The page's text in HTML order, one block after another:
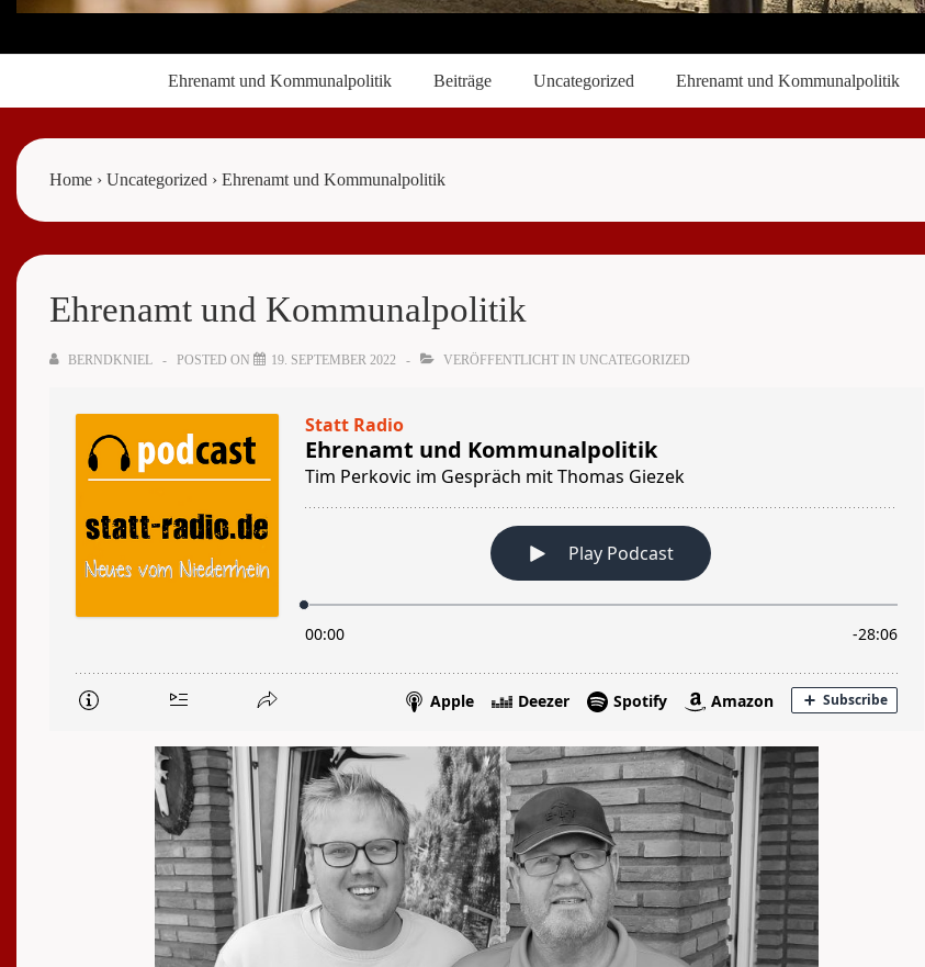
Navigation
Ehrenamt und Kommunalpolitik Beiträge Uncategorized Ehrenamt und Kommunalpolitik
Home › Uncategorized › Ehrenamt und Kommunalpolitik
Ehrenamt und Kommunalpolitik
BERNDKNIEL POSTED ON 19. SEPTEMBER 2022 VERÖFFENTLICHT IN UNCATEGORIZED